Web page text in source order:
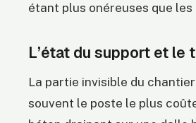
étant plus onéreuses que
L’état du support et le
La partie invisible du
souvent le poste le plus